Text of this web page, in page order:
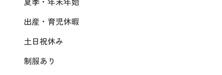
夏季・年末年始
出産・育児休暇
土日祝休み
制服あり